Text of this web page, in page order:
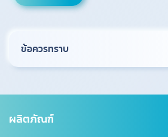
ข้อควรทราบ
ผลิตภัณฑ์